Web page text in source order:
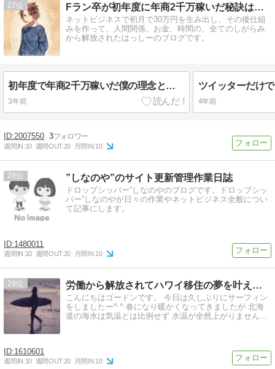
27 Fラン卒が初年度に年商2千万稼いだ秘訣は◯◯◯にあった？
ネットビジネスで初月で30万円を生み出し、その後仕組
みを作って、人間関係、お金、時間の、全てのしがらみ
から解放されたはっしーのブログです。
初年度で年商2千万稼いだ僕の理念と、これまでの経緯を書いてみた
3年前 4年前
2007550 3
週間IN:10 週間OUT:20 月間IN:10
28 ”しなのや”のサイト更新管理作業日誌
ドロップシッパー”しなのやのブログです。ドロップシッ
パー”しなのやが日々の作業やネットビジネス全般につい
て記事にします。
1480011
週間IN:10 週間OUT:20 月間IN:10
29 労働から解放されてハワイ移住の夢を叶えるブログ | 6年勤…
こんにちはゴードンです。 今日は久しぶりにサーフィン
をしましたー^ ^ 春になり暖かくなってきましたが 北海
道の海水は気温とは比例せず 水温が全然上がりません…
1610601
週間IN:10 週間OUT:20 月間IN:10